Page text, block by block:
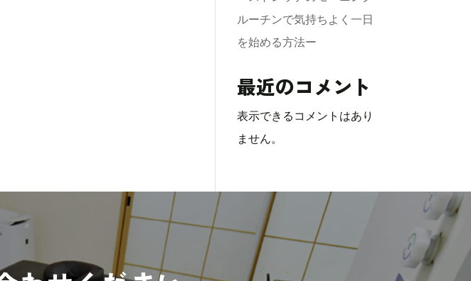
ルーチンで気持ちよく一日
を始める方法ー
最近のコメント
表示できるコメントはあり
ません。